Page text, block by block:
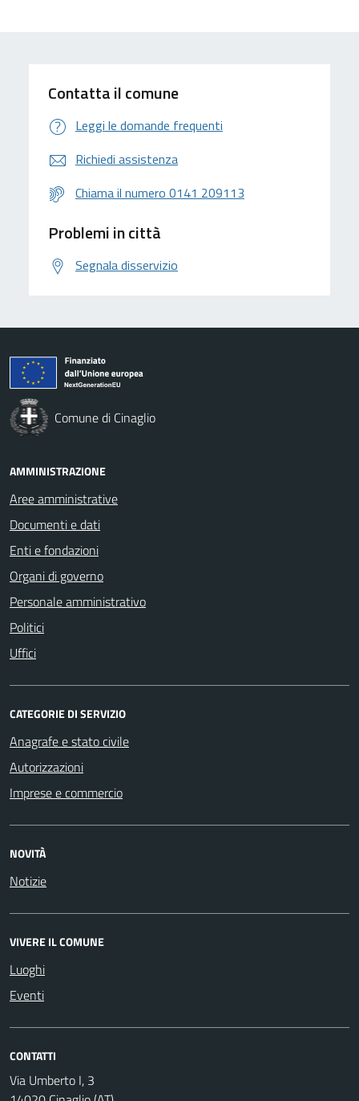
Contatta il comune
Leggi le domande frequenti
Richiedi assistenza
Chiama il numero 0141 209113
Problemi in città
Segnala disservizio
Comune di Cinaglio
AMMINISTRAZIONE
Aree amministrative
Documenti e dati
Enti e fondazioni
Organi di governo
Personale amministrativo
Politici
Uffici
CATEGORIE DI SERVIZIO
Anagrafe e stato civile
Autorizzazioni
Imprese e commercio
NOVITÀ
Notizie
VIVERE IL COMUNE
Luoghi
Eventi
CONTATTI
Via Umberto I, 3